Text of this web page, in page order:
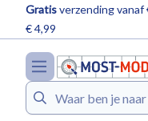
Gratisverzending vanaf
€ 4,99
Zoeken